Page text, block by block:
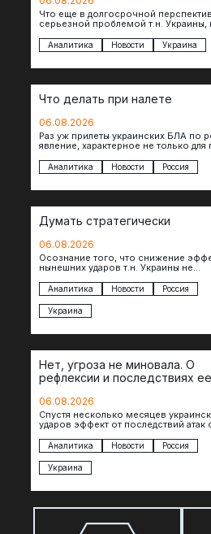
Что еще в долгосрочной
серьезной проблемой т.н.
которых будет…
Аналитика Новости Украина
Что делать при налете
06.08.2026
Раз уж прилеты украинских БЛА по
явление, характерное не только
Аналитика Новости Россия
Думать стратегически
06.08.2026
Осознание того, что снижение
нынешних ударов т.н. Украины не
возможностей — повод задаться
вопросом: что делать…
Аналитика Новости Россия
Украина
Нет, угроза не миновала. О
рефлексии и последствиях ее
06.08.2026
Спустя несколько месяцев
ударов эффект от последствий атак
коллапса розничной торговли не…
Аналитика Новости Россия
Украина